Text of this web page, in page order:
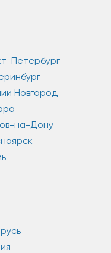
Петербург
Новгород
на-Дону